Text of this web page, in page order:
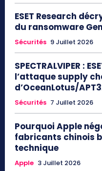
ESET Research
du ransomware
Sécurités 9 Juillet 2026
SPECTRALVIPER :
l’attaque supply
d’OceanLotus/
Sécurités 7 Juillet 2026
Pourquoi Apple
fabricants chinois
technique
Apple 3 Juillet 2026